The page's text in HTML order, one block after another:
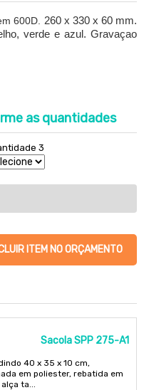
600D. 260 x 330 x 60 mm.
verde e azul. Gravaçao
as quantidades
3
ITEM NO ORÇAMENTO
Sacola SPP 275-A1
40 x 35 x 10 cm,
em poliester, rebatida em
ta...